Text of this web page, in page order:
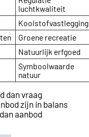
luchtkwaliteit
Koolstofvastlegging
Groene recreatie
Natuurlijk erfgoed
Symboolwaarde
natuur
dan vraag
zijn in balans
aanbod